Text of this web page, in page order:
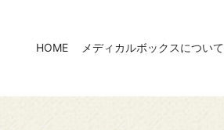
HOME メディカルボックスについて